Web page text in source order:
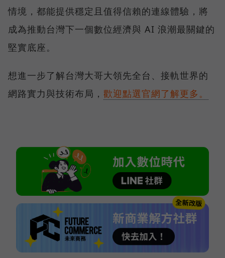
情境，都能提供穩定且值得信賴的連線體驗，將
成為推動台灣下一個數位經濟與 AI 浪潮最關鍵的
堅實底座。
想進一步了解台灣大哥大領先全台、接軌世界的
網路實力與技術布局， 歡迎點選官網了解更多。